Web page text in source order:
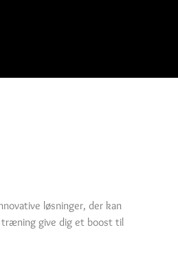
løsninger, der kan
træning give dig et boost til